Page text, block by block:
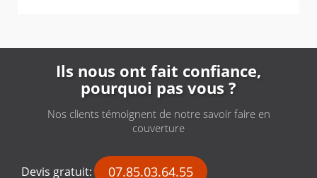
Ils nous ont fait confiance,
pourquoi pas vous ?
Nos clients témoignent de notre savoir faire en
couverture
Devis gratuit: 07.85.03.64.55